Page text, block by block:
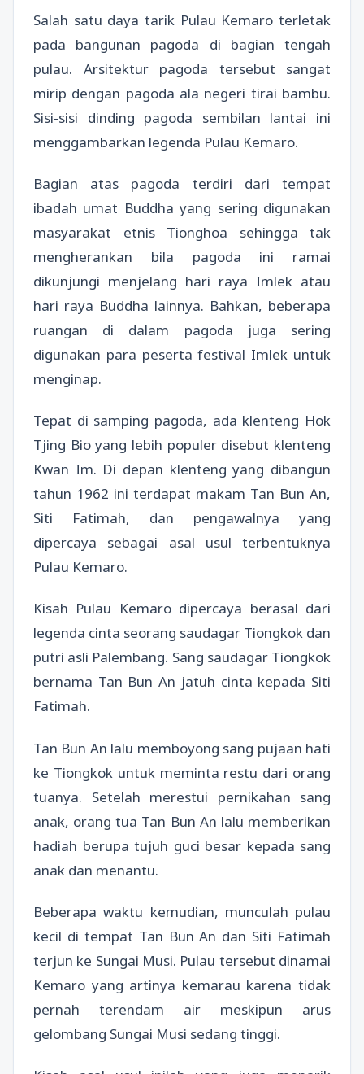
Salah satu daya tarik Pulau Kemaro terletak
pada bangunan pagoda di bagian tengah
pulau. Arsitektur pagoda tersebut sangat
mirip dengan pagoda ala negeri tirai bambu.
Sisi-sisi dinding pagoda sembilan lantai ini
menggambarkan legenda Pulau Kemaro.
Bagian atas pagoda terdiri dari tempat
ibadah umat Buddha yang sering digunakan
masyarakat etnis Tionghoa sehingga tak
mengherankan bila pagoda ini ramai
dikunjungi menjelang hari raya Imlek atau
hari raya Buddha lainnya. Bahkan, beberapa
ruangan di dalam pagoda juga sering
digunakan para peserta festival Imlek untuk
menginap.
Tepat di samping pagoda, ada klenteng Hok
Tjing Bio yang lebih populer disebut klenteng
Kwan Im. Di depan klenteng yang dibangun
tahun 1962 ini terdapat makam Tan Bun An,
Siti Fatimah, dan pengawalnya yang
dipercaya sebagai asal usul terbentuknya
Pulau Kemaro.
Kisah Pulau Kemaro dipercaya berasal dari
legenda cinta seorang saudagar Tiongkok dan
putri asli Palembang. Sang saudagar Tiongkok
bernama Tan Bun An jatuh cinta kepada Siti
Fatimah.
Tan Bun An lalu memboyong sang pujaan hati
ke Tiongkok untuk meminta restu dari orang
tuanya. Setelah merestui pernikahan sang
anak, orang tua Tan Bun An lalu memberikan
hadiah berupa tujuh guci besar kepada sang
anak dan menantu.
Beberapa waktu kemudian, munculah pulau
kecil di tempat Tan Bun An dan Siti Fatimah
terjun ke Sungai Musi. Pulau tersebut dinamai
Kemaro yang artinya kemarau karena tidak
pernah terendam air meskipun arus
gelombang Sungai Musi sedang tinggi.